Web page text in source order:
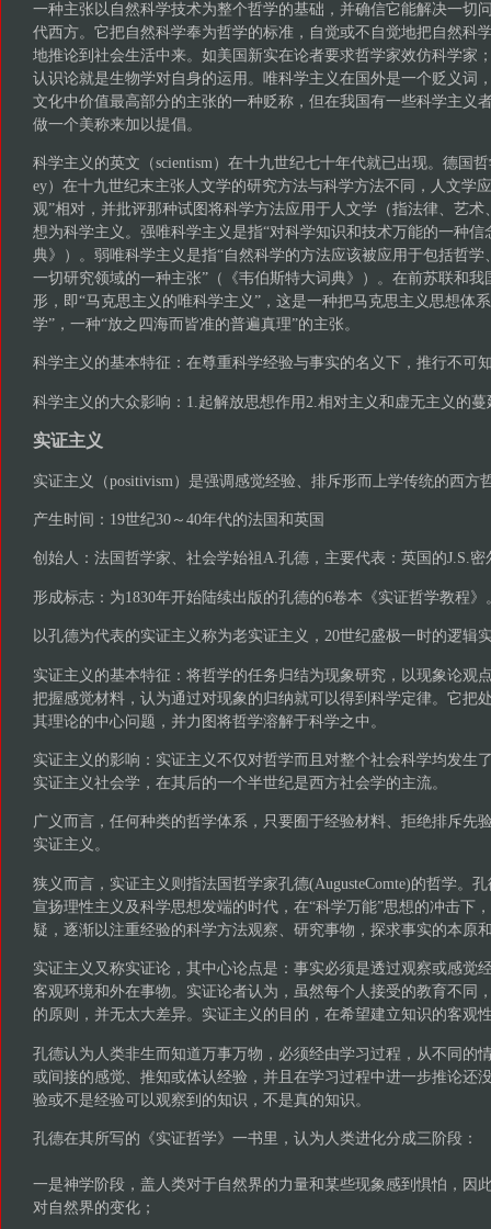
一种主张以自然科学技术为整个哲学的基础，并确信它能解决一切
代西方。它把自然科学奉为哲学的标准，自觉或不自觉地把自然科
地推论到社会生活中来。如美国新实在论者要求哲学家效仿科学家
认识论就是生物学对自身的运用。唯科学主义在国外是一个贬义词
文化中价值最高部分的主张的一种贬称，但在我国有一些科学主义
做一个美称来加以提倡。
科学主义的英文（scientism）在十九世纪七十年代就已出现。德国
ey）在十九世纪末主张人文学的研究方法与科学方法不同，人文学
观”相对，并批评那种试图将科学方法应用于人文学（指法律、艺
想为科学主义。强唯科学主义是指“对科学知识和技术万能的一种信
典》）。弱唯科学主义是指“自然科学的方法应该被应用于包括哲
一切研究领域的一种主张”（《韦伯斯特大词典》）。在前苏联和
形，即“马克思主义的唯科学主义”，这是一种把马克思主义思想体
学”，一种“放之四海而皆准的普遍真理”的主张。
科学主义的基本特征：在尊重科学经验与事实的名义下，推行不可
科学主义的大众影响：1.起解放思想作用2.相对主义和虚无主义的
实证主义
实证主义（positivism）是强调感觉经验、排斥形而上学传统的西方
产生时间：19世纪30～40年代的法国和英国
创始人：法国哲学家、社会学始祖A.孔德，主要代表：英国的J.S.密
形成标志：为1830年开始陆续出版的孔德的6卷本《实证哲学教程》
以孔德为代表的实证主义称为老实证主义，20世纪盛极一时的逻辑
实证主义的基本特征：将哲学的任务归结为现象研究，以现象论观
把握感觉材料，认为通过对现象的归纳就可以得到科学定律。它把
其理论的中心问题，并力图将哲学溶解于科学之中。
实证主义的影响：实证主义不仅对哲学而且对整个社会科学均发生
实证主义社会学，在其后的一个半世纪是西方社会学的主流。
广义而言，任何种类的哲学体系，只要囿于经验材料、拒绝排斥先
实证主义。
狭义而言，实证主义则指法国哲学家孔德(AugusteComte)的哲学。
宣扬理性主义及科学思想发端的时代，在“科学万能”思想的冲击下
疑，逐渐以注重经验的科学方法观察、研究事物，探求事实的本原
实证主义又称实证论，其中心论点是：事实必须是透过观察或感觉
客观环境和外在事物。实证论者认为，虽然每个人接受的教育不同
的原则，并无太大差异。实证主义的目的，在希望建立知识的客观
孔德认为人类非生而知道万事万物，必须经由学习过程，从不同的
或间接的感觉、推知或体认经验，并且在学习过程中进一步推论还
验或不是经验可以观察到的知识，不是真的知识。
孔德在其所写的《实证哲学》一书里，认为人类进化分成三阶段：
一是神学阶段，盖人类对于自然界的力量和某些现象感到惧怕，因
对自然界的变化；